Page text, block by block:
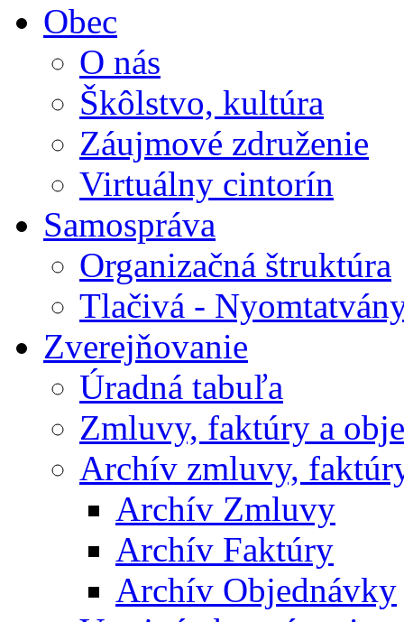
Obec
O nás
Škôlstvo, kultúra
Záujmové združenie
Virtuálny cintorín
Samospráva
Organizačná štruktúra
Tlačivá -
Zverejňovanie
Úradná tabuľa
Zmluvy, faktúry a
Archív zmluvy,
Archív Zmluvy
Archív Faktúry
Archív Objednávky